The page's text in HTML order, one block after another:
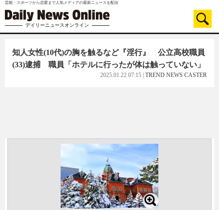
芸能・スポーツから恋愛まで人気メディアの最新ニュースを配信
デイリーニュースオンライン
知人女性(10代)の胸を触るなど『淫行』 公立高校職員
(33)逮捕 職員「ホテルに行ったが体は触っていない」
2025.01.22 07:15 TREND NEWS CASTER